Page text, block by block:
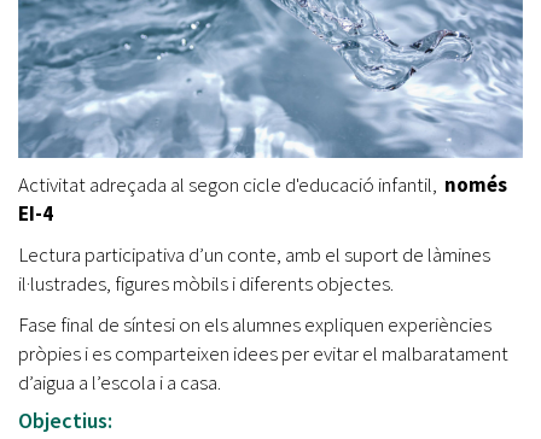
Activitat adreçada al segon cicle d'educació infantil, només
EI-4
Lectura participativa d’un conte, amb el suport de làmines
il·lustrades, figures mòbils i diferents objectes.
Fase final de síntesi on els alumnes expliquen experiències
pròpies i es comparteixen idees per evitar el malbaratament
d’aigua a l’escola i a casa.
Objectius: